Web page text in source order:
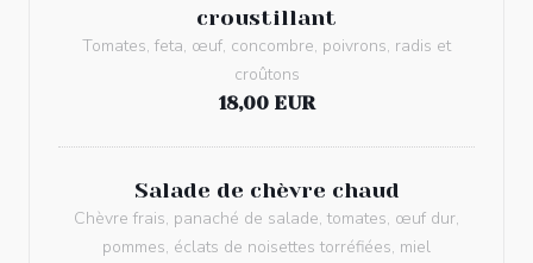
croustillant
Tomates, feta, œuf, concombre, poivrons, radis et
croûtons
18,00 EUR
Salade de chèvre chaud
Chèvre frais, panaché de salade, tomates, œuf dur,
pommes, éclats de noisettes torréfiées, miel